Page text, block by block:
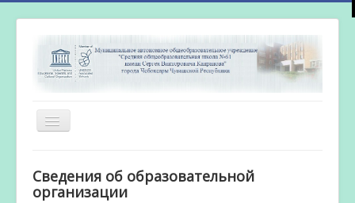
Включить/
выключить
Новости
Сведения об образовательной
организации